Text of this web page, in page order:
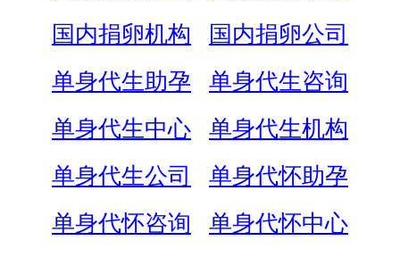
国内捐卵机构
国内捐卵公司
单身代生助孕
单身代生咨询
单身代生中心
单身代生机构
单身代生公司
单身代怀助孕
单身代怀咨询
单身代怀中心